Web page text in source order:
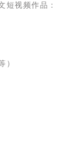
短视频作品：
）